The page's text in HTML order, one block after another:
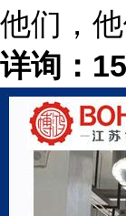
他们，
详询：